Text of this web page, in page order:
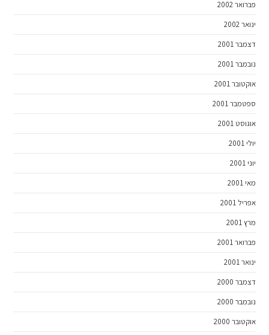
פברואר 2002
ינואר 2002
דצמבר 2001
נובמבר 2001
אוקטובר 2001
ספטמבר 2001
אוגוסט 2001
יולי 2001
יוני 2001
מאי 2001
אפריל 2001
מרץ 2001
פברואר 2001
ינואר 2001
דצמבר 2000
נובמבר 2000
אוקטובר 2000